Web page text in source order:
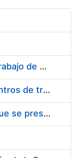
Suministro de Protectores Auditivos a medida para las personas trabajadoras de los Centros de Trabajo de Madrid y Burgos
Suministro de gafas graduadas antiproyecciones para los trabajadores de la FNMT-RCM en los centros de trabajo de Madrid y Burgos
Servicios de una empresa externa para el asesoramiento y resolución de los recursos de alzada que se presentan relacionados con procesos de selección para la FNMT-RCM